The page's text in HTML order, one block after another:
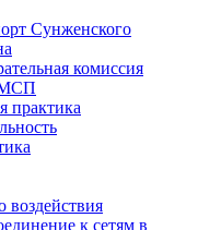
Сунженского
комиссия
МСП
практика
к сетям в